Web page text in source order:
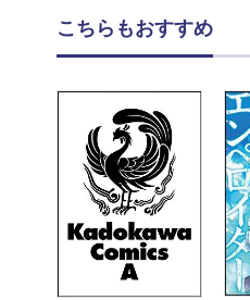
こちらもおすすめ